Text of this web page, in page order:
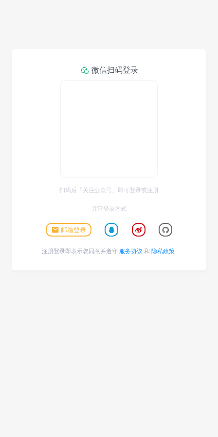
微信扫码登录
扫码后「关注公众号」即可登录或注册
其它登录方式
邮箱登录
注册登录即表示您同意并遵守 服务协议 和 隐私政策